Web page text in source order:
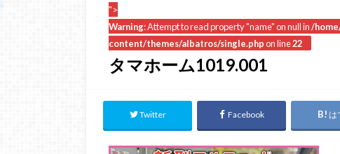
">
Warning: Attempt to read property "name" on null in /
content/themes/albatros/single.phpon line22
‎タマホーム1019.‎001
Twitter Facebook は